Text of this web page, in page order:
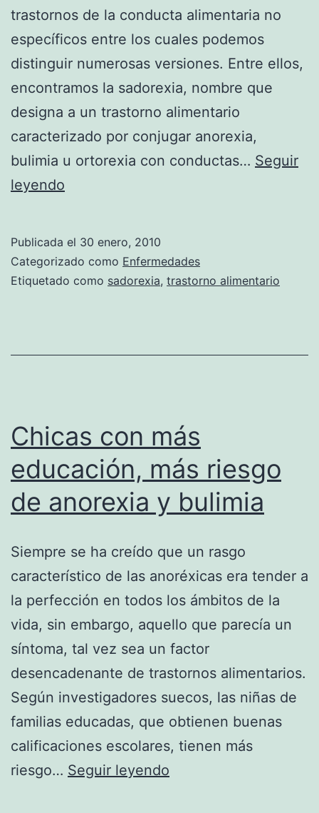
trastornos de la conducta alimentaria no
específicos entre los cuales podemos
distinguir numerosas versiones. Entre ellos,
encontramos la sadorexia, nombre que
designa a un trastorno alimentario
caracterizado por conjugar anorexia,
bulimia u ortorexia con conductas… Seguir
leyendo
trastorno
alimentario
Publicada el 30 enero, 2010
Categorizado como Enfermedades
Etiquetado como sadorexia, trastorno alimentario
Chicas con más
educación, más riesgo
de anorexia y bulimia
Siempre se ha creído que un rasgo
característico de las anoréxicas era tender a
la perfección en todos los ámbitos de la
vida, sin embargo, aquello que parecía un
síntoma, tal vez sea un factor
desencadenante de trastornos alimentarios.
Según investigadores suecos, las niñas de
familias educadas, que obtienen buenas
calificaciones escolares, tienen más
riesgo… Seguir leyendo